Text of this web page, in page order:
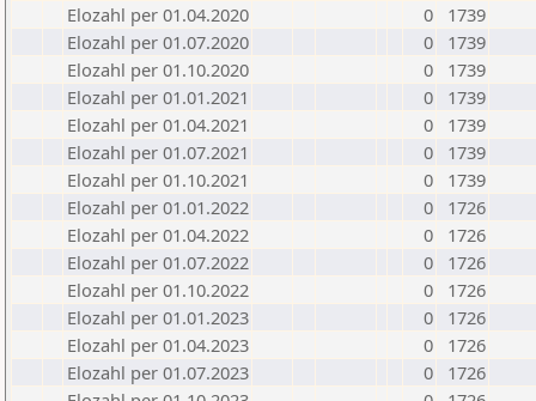
Elozahl per 01.04.2020
0
1739
Elozahl per 01.07.2020
0
1739
Elozahl per 01.10.2020
0
1739
Elozahl per 01.01.2021
0
1739
Elozahl per 01.04.2021
0
1739
Elozahl per 01.07.2021
0
1739
Elozahl per 01.10.2021
0
1739
Elozahl per 01.01.2022
0
1726
Elozahl per 01.04.2022
0
1726
Elozahl per 01.07.2022
0
1726
Elozahl per 01.10.2022
0
1726
Elozahl per 01.01.2023
0
1726
Elozahl per 01.04.2023
0
1726
Elozahl per 01.07.2023
0
1726